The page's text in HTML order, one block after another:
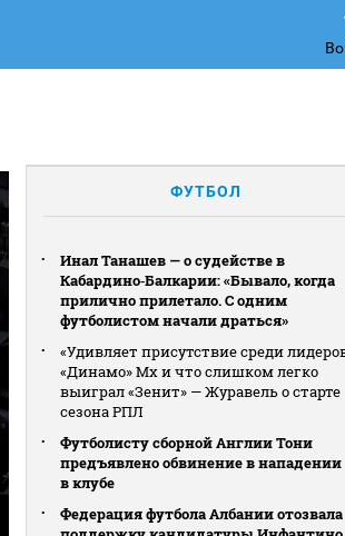
ФУТБОЛ
Инал Танашев — о судействе в
Кабардино‑Балкарии: «Бывало, когда
прилично прилетало. С одним
футболистом начали драться»
«Удивляет присутствие среди
«Динамо» Мх и что слишком легко
выиграл «Зенит» — Журавель о старте
сезона РПЛ
Футболисту сборной Англии Тони
предъявлено обвинение в нападении
в клубе
Федерация футбола Албании отозвала